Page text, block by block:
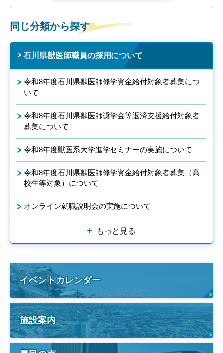
同じ分類から探す
石川県獣医師職員の採用について
令和8年度石川県獣医師修学資金給付対象者募集につ
いて
令和8年度石川県獣医師奨学金等返済支援給付対象者
募集について
令和8年度獣医系大学進学セミナーの実施について
令和8年度石川県獣医師修学資金給付対象者募集（高
校生等対象）について
オンライン就職説明会の実施について
もっと見る
イベントカレンダー
施設案内